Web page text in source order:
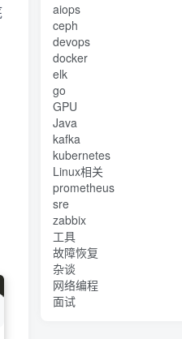
aiops
ceph
devops
docker
elk
go
GPU
Java
kafka
kubernetes
Linux相关
prometheus
sre
zabbix
工具
故障恢复
杂谈
网络编程
面试